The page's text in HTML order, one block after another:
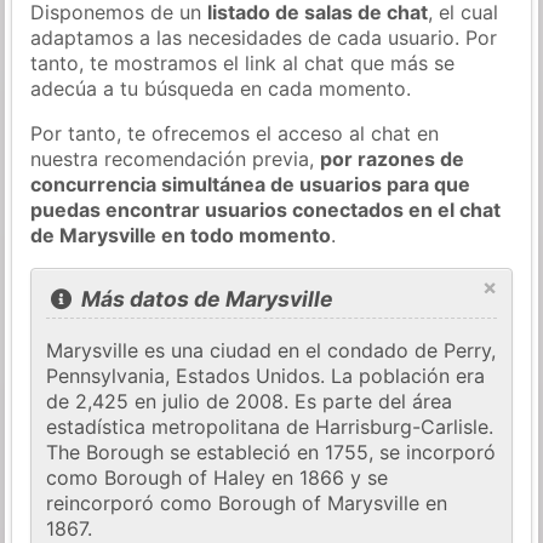
Disponemos de un listado de salas de chat, el cual
adaptamos a las necesidades de cada usuario. Por
tanto, te mostramos el link al chat que más se
adecúa a tu búsqueda en cada momento.
Por tanto, te ofrecemos el acceso al chat en
nuestra recomendación previa, por razones de
concurrencia simultánea de usuarios para que
puedas encontrar usuarios conectados en el chat
de Marysville en todo momento.
×
Más datos de Marysville
Marysville es una ciudad en el condado de Perry,
Pennsylvania, Estados Unidos. La población era
de 2,425 en julio de 2008. Es parte del área
estadística metropolitana de Harrisburg-Carlisle.
The Borough se estableció en 1755, se incorporó
como Borough of Haley en 1866 y se
reincorporó como Borough of Marysville en
1867.